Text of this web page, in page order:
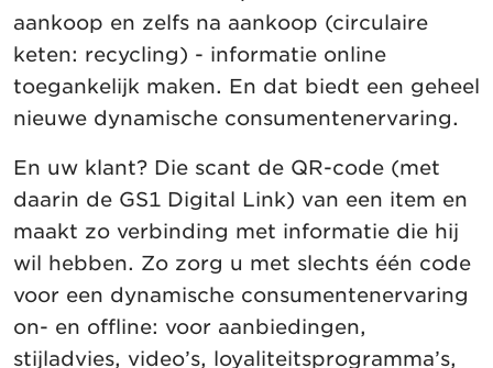
aankoop en zelfs na aankoop (circulaire
keten: recycling) - informatie online
toegankelijk maken. En dat biedt een geheel
nieuwe dynamische consumentenervaring.
En uw klant? Die scant de QR-code (met
daarin de GS1 Digital Link) van een item en
maakt zo verbinding met informatie die hij
wil hebben. Zo zorg u met slechts één code
voor een dynamische consumentenervaring
on- en offline: voor aanbiedingen,
stijladvies, video’s, loyaliteitsprogramma’s,